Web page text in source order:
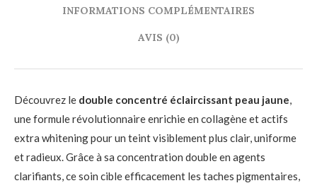
INFORMATIONS COMPLÉMENTAIRES
AVIS (0)
Découvrez le double concentré éclaircissant peau jaune,
une formule révolutionnaire enrichie en collagène et actifs
extra whitening pour un teint visiblement plus clair, uniforme
et radieux. Grâce à sa concentration double en agents
clarifiants, ce soin cible efficacement les taches pigmentaires,